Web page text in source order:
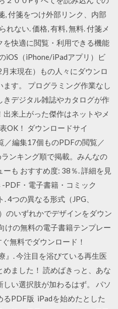
, 付箋をつけ外部リンク、内部
れない. 価格, 有料, 無料. 付箋メ
快適に閲覧・利用できる機能
iOS（iPhone/iPadアプリ）ビ
末現在）もの人々にダウンロ
す。 プログラミング作業なし
デジタル雑誌やカタログが作
来上がった傑作はネットやメ
OK！ ダウンロードサイ
／編集17個ものPDFの閲覧／
ンキング順で掲載。みんなの
も おすすめ度: 38％. 詳細を見
PDF・電子書籍・コミック
4つの異なる形式（JPG、
のいずれかでデザインをダウン
けの無料の電子書籍テンプレー
無料でダウンロード！
』. 今注目を浴びている再生医
ました！ 読めばきっと、あな
い選択肢が加わるはず。 パソ
るPDF版 iPadを始めたとした